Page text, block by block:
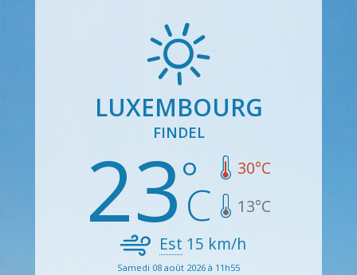
LUXEMBOURG
FINDEL
23 30°C
13°C
Est 15 km/h
Samedi 08 août 2026 à 11h55